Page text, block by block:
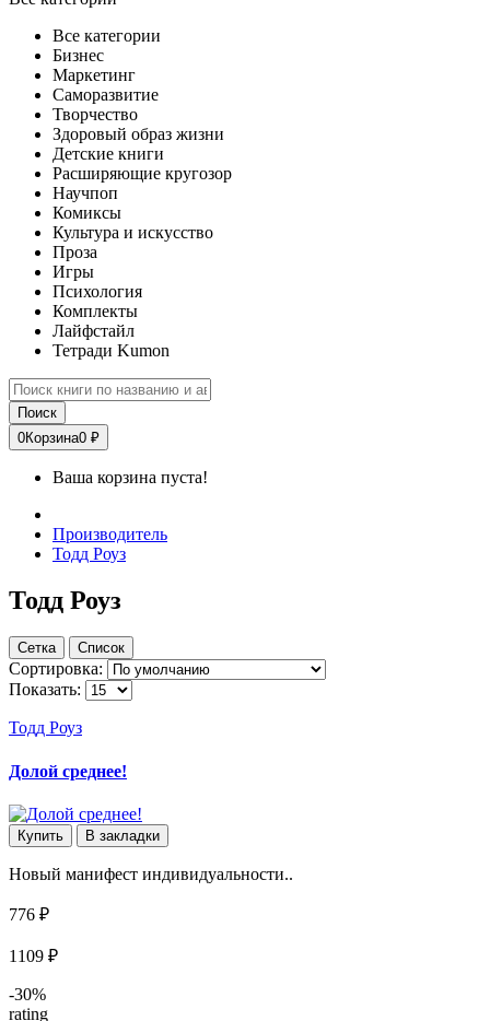
Все категории
Бизнес
Маркетинг
Саморазвитие
Творчество
Здоровый образ жизни
Детские книги
Расширяющие кругозор
Научпоп
Комиксы
Культура и искусство
Проза
Игры
Психология
Комплекты
Лайфстайл
Тетради Kumon
Поиск
0Корзина0 ₽
Ваша корзина пуста!
Производитель
Тодд Роуз
Тодд Роуз
Сетка Список
Сортировка:
Показать:
Тодд Роуз
Долой среднее!
Купить В закладки
Новый манифест индивидуальности..
776 ₽
1109 ₽
-30%
rating